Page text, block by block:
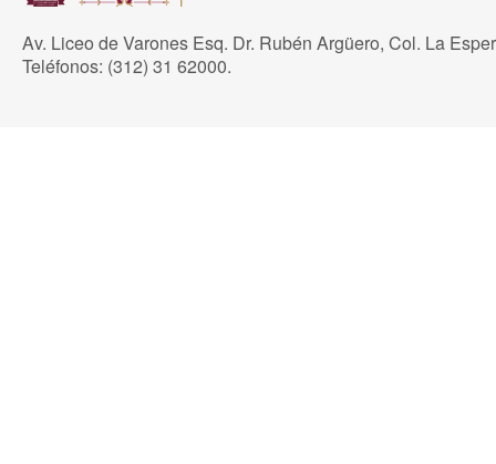
Av. Liceo de Varones Esq. Dr. Rubén Argüero, Col. La
Teléfonos: (312) 31 62000.